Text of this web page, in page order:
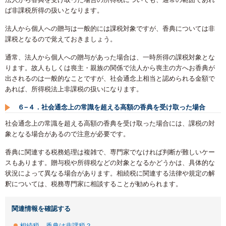
ば非課税所得の扱いとなります。
法人から個人への贈与は一般的には課税対象ですが、香典については非
課税となるので覚えておきましょう。
通常、法人から個人への贈与があった場合は、一時所得の課税対象とな
ります。故人もしくは喪主・親族の関係で法人から喪主の方へお香典が
出されるのは一般的なことですが、社会通念上相当と認められる金額で
あれば、所得税法上非課税の扱いになります。
６−４．社会通念上の常識を超える高額の香典を受け取った場合
社会通念上の常識を超える高額の香典を受け取った場合には、課税の対
象となる場合があるので注意が必要です。
香典に関連する税務処理は複雑で、専門家でなければ判断が難しいケー
スもあります。贈与税や所得税などの対象となるかどうかは、具体的な
状況によって異なる場合があります。相続税に関連する法律や規定の解
釈については、税務専門家に相談することが勧められます。
関連情報を確認する